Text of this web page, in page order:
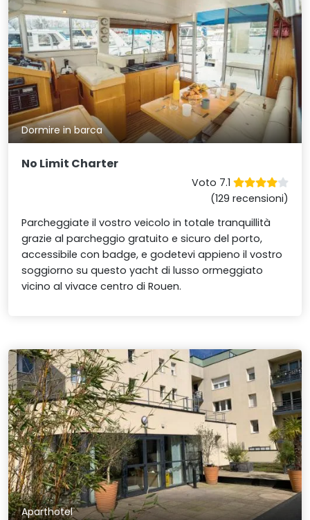
Dormire in barca
No Limit Charter
Voto 7.1
(129 recensioni)
Parcheggiate il vostro veicolo in totale tranquillità
grazie al parcheggio gratuito e sicuro del porto,
accessibile con badge, e godetevi appieno il vostro
soggiorno su questo yacht di lusso ormeggiato
vicino al vivace centro di Rouen.
Aparthotel